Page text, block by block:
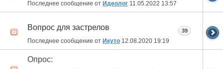
Последнее сообщение от Идеолог 11.05.2022 13:57
Вопрос для застрелов
Последнее сообщение от Икуто 12.08.2020 19:19
39
Опрос: